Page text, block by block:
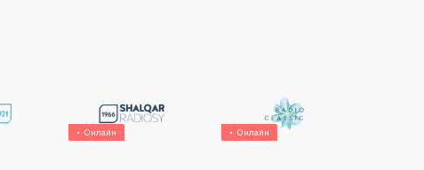
Онлайн Онлайн